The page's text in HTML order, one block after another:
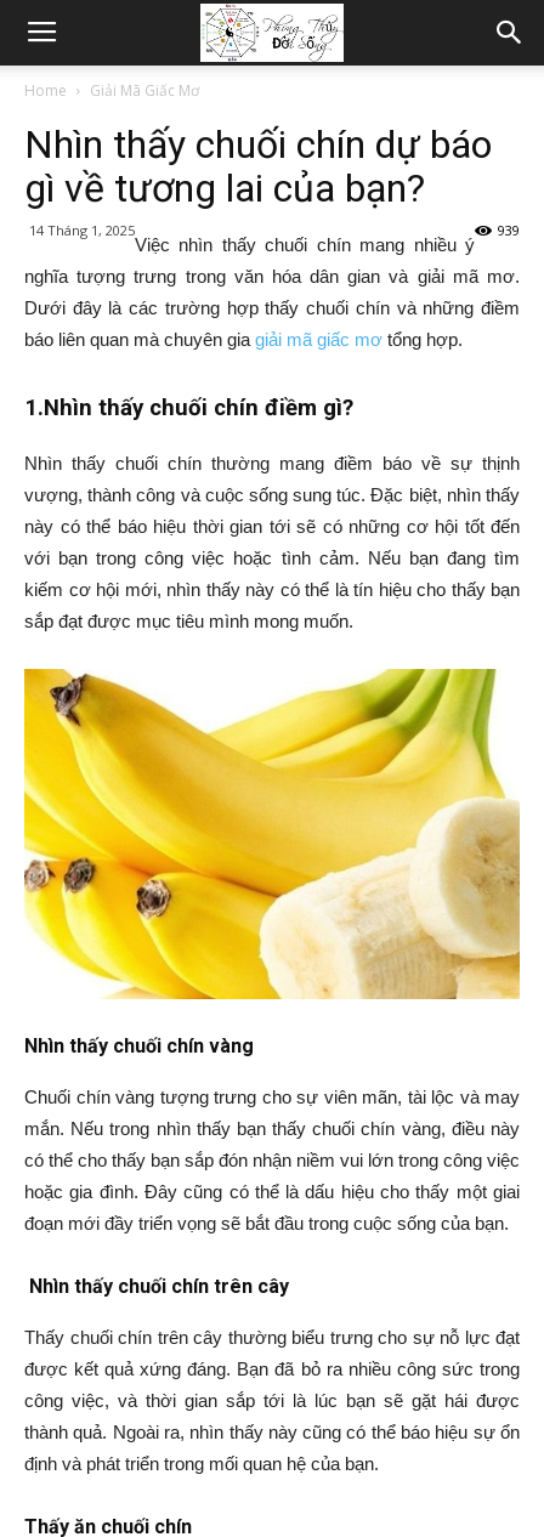
Home Giải Mã Giấc Mơ
Nhìn thấy chuối chín dự báo
gì về tương lai của bạn?
14 Tháng 1, 2025 939
Việc nhìn thấy chuối chín mang nhiều ý
nghĩa tượng trưng trong văn hóa dân gian và giải mã mơ.
Dưới đây là các trường hợp thấy chuối chín và những điềm
báo liên quan mà chuyên gia giải mã giấc mơ tổng hợp.
1.Nhìn thấy chuối chín điềm gì?
Nhìn thấy chuối chín thường mang điềm báo về sự thịnh
vượng, thành công và cuộc sống sung túc. Đặc biệt, nhìn thấy
này có thể báo hiệu thời gian tới sẽ có những cơ hội tốt đến
với bạn trong công việc hoặc tình cảm. Nếu bạn đang tìm
kiếm cơ hội mới, nhìn thấy này có thể là tín hiệu cho thấy bạn
sắp đạt được mục tiêu mình mong muốn.
Nhìn thấy chuối chín vàng
Chuối chín vàng tượng trưng cho sự viên mãn, tài lộc và may
mắn. Nếu trong nhìn thấy bạn thấy chuối chín vàng, điều này
có thể cho thấy bạn sắp đón nhận niềm vui lớn trong công việc
hoặc gia đình. Đây cũng có thể là dấu hiệu cho thấy một giai
đoạn mới đầy triển vọng sẽ bắt đầu trong cuộc sống của bạn.
Nhìn thấy chuối chín trên cây
Thấy chuối chín trên cây thường biểu trưng cho sự nỗ lực đạt
được kết quả xứng đáng. Bạn đã bỏ ra nhiều công sức trong
công việc, và thời gian sắp tới là lúc bạn sẽ gặt hái được
thành quả. Ngoài ra, nhìn thấy này cũng có thể báo hiệu sự ổn
định và phát triển trong mối quan hệ của bạn.
Thấy ăn chuối chín